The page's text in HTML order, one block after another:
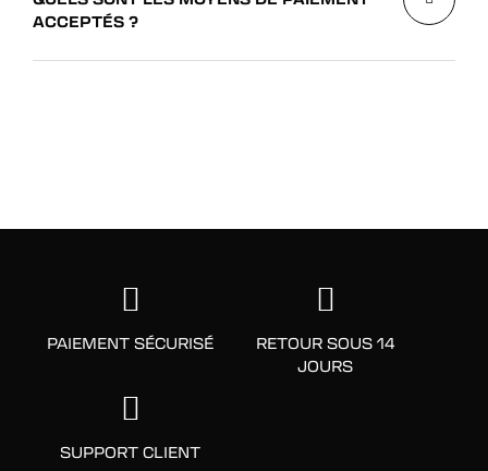
ACCEPTÉS ?
PAIEMENT SÉCURISÉ
RETOUR SOUS 14
JOURS
SUPPORT CLIENT